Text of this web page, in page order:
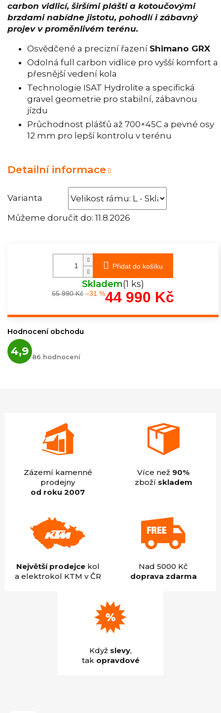
Varianta
Můžeme doručit do: 11.8.2026
carbon vidlicí, širšími plášti a kotoučovými
brzdami nabídne jistotu, pohodlí i zábavný
projev v proměnlivém terénu.
Osvědčené a precizní řazení Shimano GRX
Odolná full carbon vidlice pro vyšší komfort a
přesnější vedení kola
Technologie ISAT Hydrolite a specifická
gravel geometrie pro stabilní, zábavnou
jízdu
Průchodnost plášťů až 700×45C a pevné osy
12 mm pro lepší kontrolu v terénu
Detailní informace
Přidat do košíku
Skladem(1 ks)
65 990 Kč –31 %44 990 KčMěrná
Hodnocení obchodu
4,9 hodnocení
obchodu
86 hodnocení
Zázemí kamenné
prodejny
od roku 2007
Více než 90%
zboží skladem
Největší prodejcekol
a elektrokol KTM v ČR
Nad 5000 Kč
doprava zdarma
Když slevy,
tak opravdové